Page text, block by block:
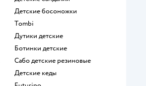
Детские босоножки
Tombi
Дутики детские
Ботинки детские
Сабо детские резиновые
Детские кеды